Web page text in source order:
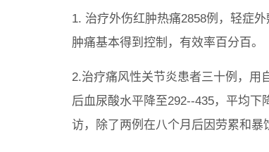
1. 治疗外伤红肿热痛2858例，轻症
肿痛基本得到控制，有效率百分百。
2.治疗痛风性关节炎患者三十例，用
后血尿酸水平降至292--435，平均
访，除了两例在八个月后因劳累和暴